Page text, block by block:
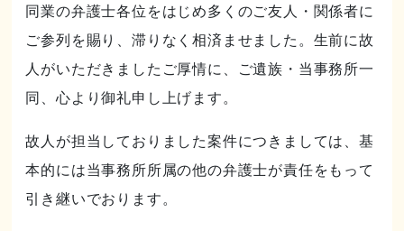
同業の弁護士各位をはじめ多くのご友人・関係者に
ご参列を賜り、滞りなく相済ませました。生前に故
人がいただきましたご厚情に、ご遺族・当事務所一
同、心より御礼申し上げます。
故人が担当しておりました案件につきましては、基
本的には当事務所所属の他の弁護士が責任をもって
引き継いでおります。